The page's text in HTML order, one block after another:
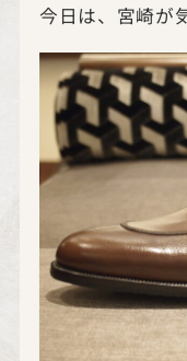
今日は、宮崎が